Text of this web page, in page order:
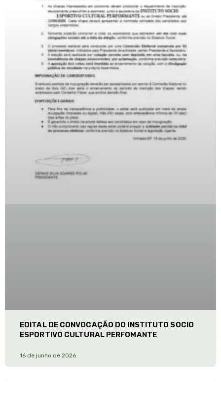
EDITAL DE CONVOCAÇÃO DO INSTITUTO SOCIO
ESPORTIVO CULTURAL PERFOMANTE
16 de junho de 2026